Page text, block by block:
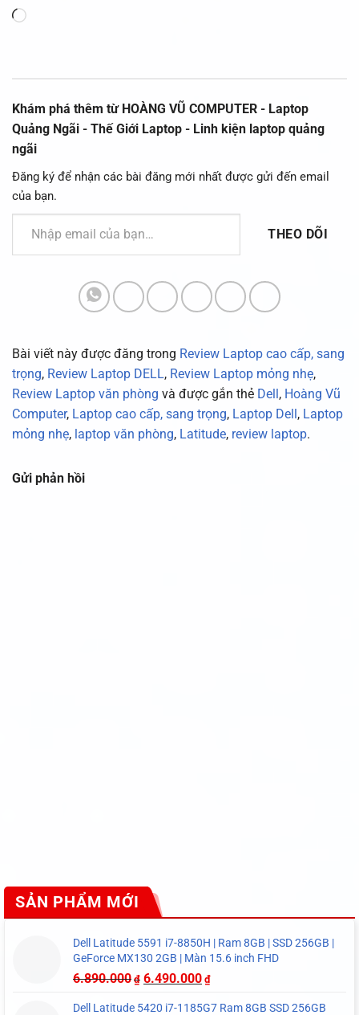
Đang
Khám phá thêm từ HOÀNG VŨ COMPUTER - Laptop
Quảng Ngãi - Thế Giới Laptop - Linh kiện laptop quảng
ngãi
Đăng ký để nhận các bài đăng mới nhất được gửi đến email
của bạn.
Nhập email của bạn…
THEO DÕI
Bài viết này được đăng trong Review Laptop cao cấp, sang
trọng, Review Laptop DELL, Review Laptop mỏng nhẹ,
Review Laptop văn phòng và được gắn thẻ Dell, Hoàng Vũ
Computer, Laptop cao cấp, sang trọng, Laptop Dell, Laptop
mỏng nhẹ, laptop văn phòng, Latitude, review laptop.
Gửi phản hồi
SẢN PHẨM MỚI
Dell Latitude 5591 i7-8850H | Ram 8GB | SSD 256GB |
GeForce MX130 2GB | Màn 15.6 inch FHD
6.890.000 ₫ 6.490.000 ₫
Dell Latitude 5420 i7-1185G7 Ram 8GB SSD 256GB